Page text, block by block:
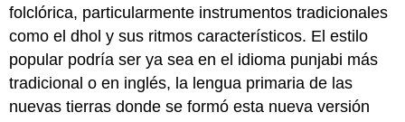
folclórica, particularmente instrumentos tradicionales
como el dhol y sus ritmos característicos. El estilo
popular podría ser ya sea en el idioma punjabi más
tradicional o en inglés, la lengua primaria de las
nuevas tierras donde se formó esta nueva versión